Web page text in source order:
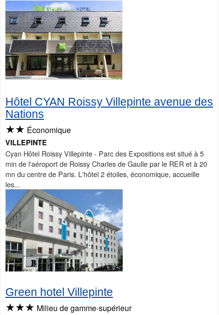
Hôtel CYAN Roissy Villepinte avenue des
Nations
★★ Économique
VILLEPINTE
Cyan Hôtel Roissy Villepinte - Parc des Expositions est situé à 5
min de l'aéroport de Roissy Charles de Gaulle par le RER et à 20
mn du centre de Paris. L'hôtel 2 étoiles, économique, accueille
les...
Green hotel Villepinte
★★★ Milieu de gamme-supérieur